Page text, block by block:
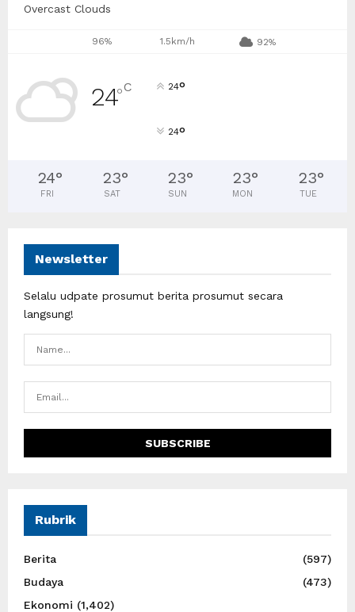
Overcast Clouds
96% 1.5km/h 92%
24°C 24°
24°
24°
FRI
23°
SAT
23°
SUN
23°
MON
23°
TUE
Newsletter
Selalu udpate prosumut berita prosumut secara
langsung!
Rubrik
Berita
(597)
Budaya
(473)
Ekonomi (1,402)